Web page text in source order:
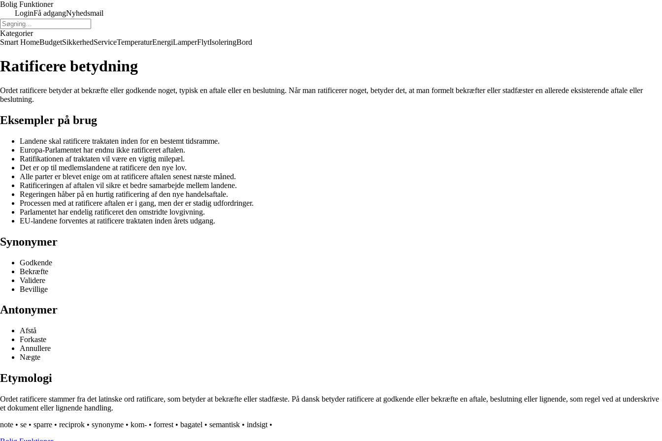
Bolig Funktioner
LoginFå adgangNyhedsmail
Kategorier
Smart HomeBudgetSikkerhedServiceTemperaturEnergiLamperFlytIsoleringBord
Ratificere betydning
Ordet ratificere betyder at bekræfte eller godkende noget, typisk en aftale eller en beslutning. Når man ratificerer noget, betyder det, at man formelt bekræfter eller stadfæster en allerede eksisterende aftale eller
beslutning.
Eksempler på brug
Landene skal ratificere traktaten inden for en bestemt tidsramme.
Europa-Parlamentet har endnu ikke ratificeret aftalen.
Ratifikationen af traktaten vil være en vigtig milepæl.
Det er op til medlemslandene at ratificere den nye lov.
Alle parter er blevet enige om at ratificere aftalen senest næste måned.
Ratificeringen af aftalen vil sikre et bedre samarbejde mellem landene.
Regeringen håber på en hurtig ratificering af den nye handelsaftale.
Processen med at ratificere aftalen er i gang, men der er stadig udfordringer.
Parlamentet har endelig ratificeret den omstridte lovgivning.
EU-landene forventes at ratificere traktaten inden årets udgang.
Synonymer
Godkende
Bekræfte
Validere
Bevillige
Antonymer
Afstå
Forkaste
Annullere
Nægte
Etymologi
Ordet ratificere stammer fra det latinske ord ratificare, som betyder at bekræfte eller stadfæste. På dansk betyder ratificere at godkende eller bekræfte en aftale, beslutning eller lignende, som regel ved at underskrive
et dokument eller lignende handling.
note • se • sparre • reciprok • synonyme • kom- • forrest • bagatel • semantisk • indsigt •